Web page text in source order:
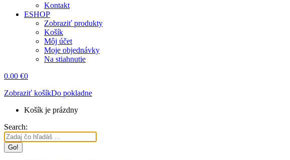
Kontakt
ESHOP
Zobraziť produkty
Košík
Môj účet
Moje objednávky
Na stiahnutie
0.00 €0
Zobraziť košíkDo pokladne
Košík je prázdny
Search: